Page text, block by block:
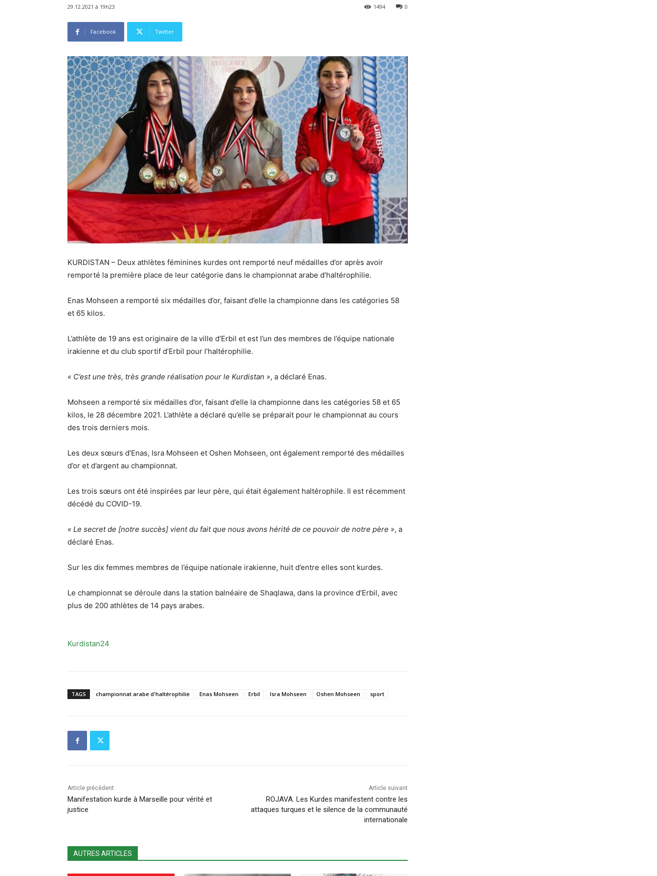
29.12.2021 à 19h23 0
1494
Facebook Twitter
KURDISTAN – Deux athlètes féminines kurdes ont remporté neuf médailles d’or après avoir
remporté la première place de leur catégorie dans le championnat arabe d’haltérophilie.
Enas Mohseen a remporté six médailles d’or, faisant d’elle la championne dans les catégories 58
et 65 kilos.
L’athlète de 19 ans est originaire de la ville d’Erbil et est l’un des membres de l’équipe nationale
irakienne et du club sportif d’Erbil pour l’haltérophilie.
« C’est une très, très grande réalisation pour le Kurdistan », a déclaré Enas.
Mohseen a remporté six médailles d’or, faisant d’elle la championne dans les catégories 58 et 65
kilos, le 28 décembre 2021. L’athlète a déclaré qu’elle se préparait pour le championnat au cours
des trois derniers mois.
Les deux sœurs d’Enas, Isra Mohseen et Oshen Mohseen, ont également remporté des médailles
d’or et d’argent au championnat.
Les trois sœurs ont été inspirées par leur père, qui était également haltérophile. Il est récemment
décédé du COVID-19.
« Le secret de [notre succès] vient du fait que nous avons hérité de ce pouvoir de notre père », a
déclaré Enas.
Sur les dix femmes membres de l’équipe nationale irakienne, huit d’entre elles sont kurdes.
Le championnat se déroule dans la station balnéaire de Shaqlawa, dans la province d’Erbil, avec
plus de 200 athlètes de 14 pays arabes.
Kurdistan24
TAGS championnat arabe d'haltérophilie Enas Mohseen Erbil Isra Mohseen Oshen Mohseen sport
Article précédent
Manifestation kurde à Marseille pour vérité et
justice
Article suivant
ROJAVA. Les Kurdes manifestent contre les
attaques turques et le silence de la communauté
internationale
AUTRES ARTICLES